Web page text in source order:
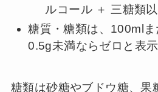
ルコール ＋ 三糖類
糖質・糖類は、100ml
0.5g未満ならゼロと表
糖類は砂糖やブドウ糖、果